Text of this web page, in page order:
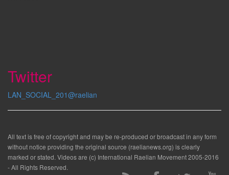
Twitter
LAN_SOCIAL_201@raelian
All text is free of copyright and may be re-produced or broadcast in any form
without notice providing the original source (raelianews.org) is clearly
marked or stated. Videos are (c) International Raelian Movement 2005-2016
- All Rights Reserved.